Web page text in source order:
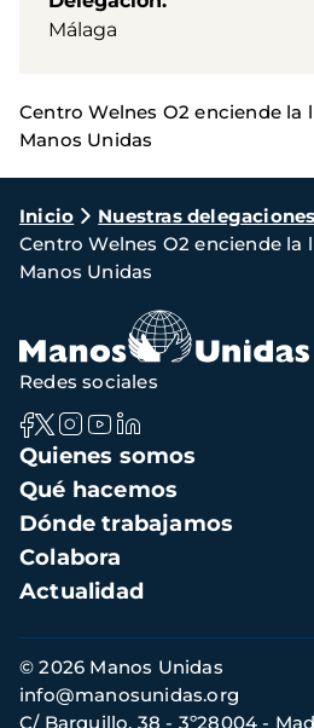
Málaga
Centro Welnes O2 enciende la
Manos Unidas
Ruta
de
navegación
Inicio Nuestras delegaciones
Centro Welnes O2 enciende la
Manos Unidas
Navegación
principal
Quienes somos
Qué hacemos
Dónde trabajamos
Colabora
Actualidad
Redes sociales
Información
de
contacto
© 2026 Manos Unidas
C/ Barquillo, 38 - 3º28004 -
info@manosunidas.org